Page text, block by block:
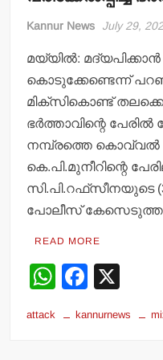
Kannur News July 29,
മയ്യില്‍:
കൊടുക്കേണ്ടെന്ന്
മിക്‌സികൊണ്ട്
ഭര്‍ത്താവിന്റെ
നമ്പ്രത്തെ കൊവ്വല്‍
കെ.പി.മുനീറിന്റെ
സി.പി.റഫ്‌സീനയുടെ
പോലീസ്
READ MORE
W
at
F
c
attack kannurnews